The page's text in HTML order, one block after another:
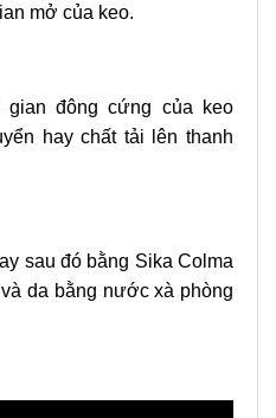
mở của keo.
gian đông cứng của keo
hay chất tải lên thanh
sau đó bằng Sika Colma
da bằng nước xà phòng